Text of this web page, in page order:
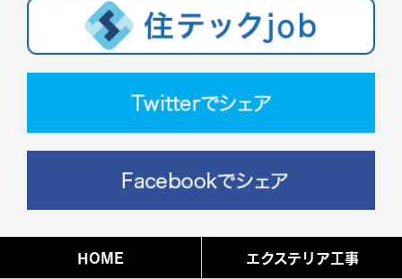
HOME エクステリア工事